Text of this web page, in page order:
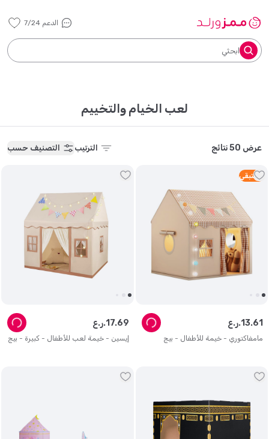
الدعم 7/24
ابحثي
لعب الخيام والتخييم
عرض 50 نتائج الترتيب التصنيف حسب
2 متبقي
مامفاكتوري - خيمة للأطفال - بيج
ر.ع.13.61
إيسين - خيمة لعب للأطفال - كبيرة - بيج
ر.ع.17.69